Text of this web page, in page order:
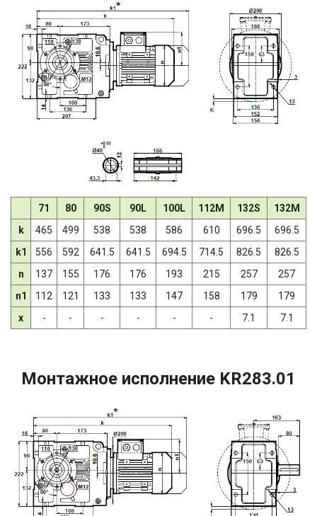
225
400
500
750
71 80 90S 90L 100L 112M 132S
132M
k
465 499 538 538 586 610 696.5
696.5
k1
556 592 641.5 641.5 694.5 714.5 826.5
826.5
n
137 155 176 176 193 215 257
257
n1
112 121 133 133 147 158 179
179
x
- - - - - - 7.1 7.1
Монтажное исполнение KR283.01